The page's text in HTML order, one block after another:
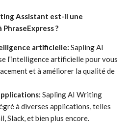
Assistant est-il une
?
artificielle: Sapling AI
l’intelligence artificielle pour vous
et à améliorer la qualité de
Sapling AI Writing
à diverses applications, telles
Slack, et bien plus encore.